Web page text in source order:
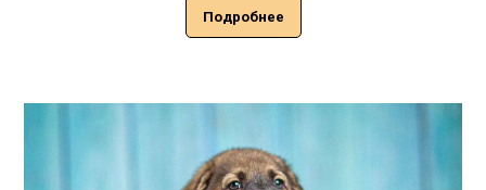
Подробнее